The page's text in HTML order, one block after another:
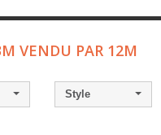
VENDU PAR 12M
Style